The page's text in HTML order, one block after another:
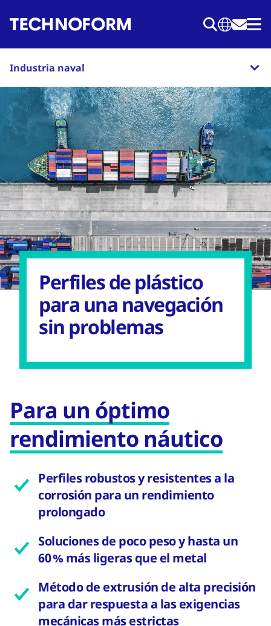
Industria naval
Perfiles de plástico
para una navegación
sin problemas
Para un óptimo
rendimiento náutico
Perfiles robustos y resistentes a la
corrosión para un rendimiento
prolongado
Soluciones de poco peso y hasta un
60 % más ligeras que el metal
Método de extrusión de alta precisión
para dar respuesta a las exigencias
mecánicas más estrictas